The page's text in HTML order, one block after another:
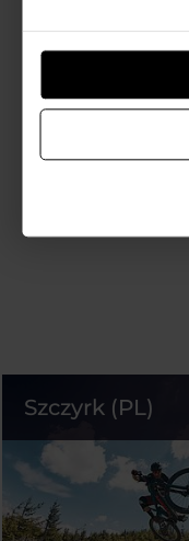
Szczyrk (PL)